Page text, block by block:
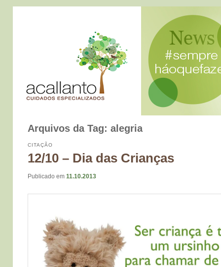
Arquivos da Tag: alegria
12/10 – Dia das Crianças
CITAÇÃO
Publicado em 11.10.2013